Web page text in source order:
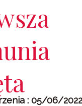
: 05/06/2022